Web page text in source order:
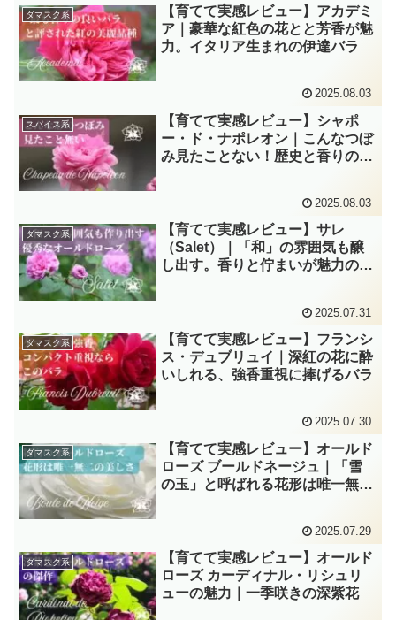
ダマスク系
【育てて実感レビュー】アカデミ
ア｜豪華な紅色の花とと芳香が魅
力。イタリア生まれの伊達バラ
2025.08.03
スパイス系
【育てて実感レビュー】シャポ
ー・ド・ナポレオン｜こんなつぼ
み見たことない！歴史と香りのオ
2025.08.03
ダマスク系
【育てて実感レビュー】サレ
（Salet）｜「和」の雰囲気も醸
し出す。香りと佇まいが魅力の歴
2025.07.31
ダマスク系
【育てて実感レビュー】フランシ
ス・デュブリュイ｜深紅の花に酔
いしれる、強香重視に捧げるバラ
2025.07.30
ダマスク系
【育てて実感レビュー】オールド
ローズ ブールドネージュ｜「雪
の玉」と呼ばれる花形は唯一無二
2025.07.29
ダマスク系
【育てて実感レビュー】オールド
ローズ カーディナル・リシュリ
ューの魅力｜一季咲きの深紫花